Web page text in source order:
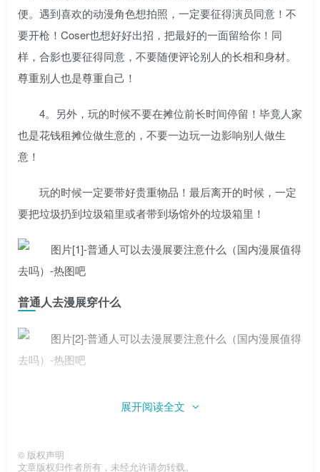
便。遇到喜欢的动漫角色想拍照，一定要征得演员同意！不
要开枪！Coser也想好好出招，把最好的一面留给你！同
样，合影也要征得同意，不要随便评论别人的长相和身材。
尊重别人也是尊重自己！
4。另外，玩的时候不要在摊位前长时间停留！毕竟人家
也是花钱租摊位做生意的，不要一边玩一边影响别人做生
意！
玩的时候一定要带好贵重物品！最后离开的时候，一定
要把垃圾扔到垃圾箱里或者带到场馆外的垃圾箱里！
普通人去漫展穿什么
展开阅读全文
© 版权声明
文章版权归作者所有，未经允许请勿转载。